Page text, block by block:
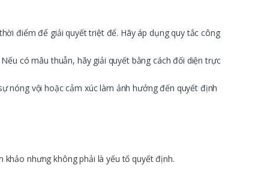
điểm để giải quyết triệt để. Hãy áp dụng quy tắc công
có mâu thuẫn, hãy giải quyết bằng cách đối diện trực
nóng vội hoặc cảm xúc làm ảnh hưởng đến quyết định
nhưng không phải là yếu tố quyết định.